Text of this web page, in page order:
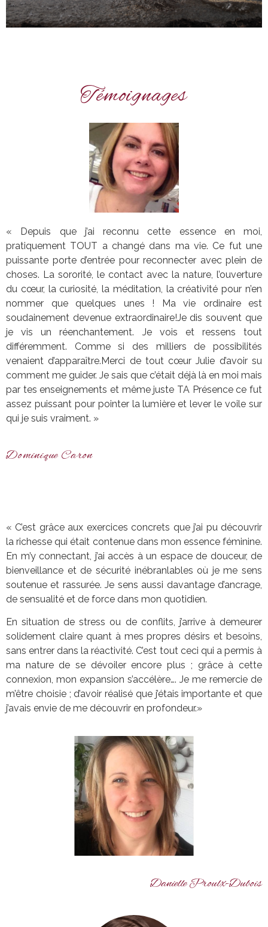
Témoignages
« Depuis que j’ai reconnu cette essence en moi,
pratiquement TOUT a changé dans ma vie. Ce fut une
puissante porte d’entrée pour reconnecter avec plein de
choses. La sororité, le contact avec la nature, l’ouverture
du cœur, la curiosité, la méditation, la créativité pour n’en
nommer que quelques unes !
Ma vie ordinaire est
soudainement devenue extraordinaire!Je dis souvent que
je vis un réenchantement. Je vois et ressens tout
différemment. Comme si des milliers de possibilités
venaient d’apparaître.Merci de tout cœur Julie d’avoir su
comment me guider. Je sais que c’était déjà là en moi mais
par tes enseignements et même juste TA Présence ce fut
assez puissant pour pointer la lumière et lever le voile sur
qui je suis vraiment. »
Dominique Caron
« C’est grâce aux exercices concrets que j’ai pu découvrir
la richesse qui était contenue dans mon essence féminine.
En m’y connectant, j’ai accès à un espace de douceur, de
bienveillance et de sécurité inébranlables où je me sens
soutenue et rassurée. Je sens aussi davantage d’ancrage,
de sensualité et de force dans mon quotidien.
En situation de stress ou de conflits, j’arrive à demeurer
solidement claire quant à mes propres désirs et besoins,
sans entrer dans la réactivité. C’est tout ceci qui a permis à
ma nature de se dévoiler encore plus ; grâce à cette
connexion, mon expansion s’accélère…. Je me remercie de
m’être choisie ; d’avoir réalisé que j’étais importante et que
j’avais envie de me découvrir en profondeur.»
Danielle Proulx-Dubois